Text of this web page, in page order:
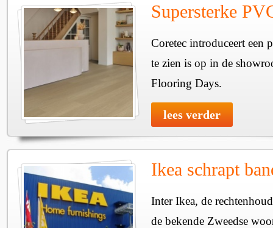
Supersterke
Coretec introduceert
te zien is op in de
Flooring Days.
lees verder
Ikea schrapt
Inter Ikea, de
de bekende Zweedse